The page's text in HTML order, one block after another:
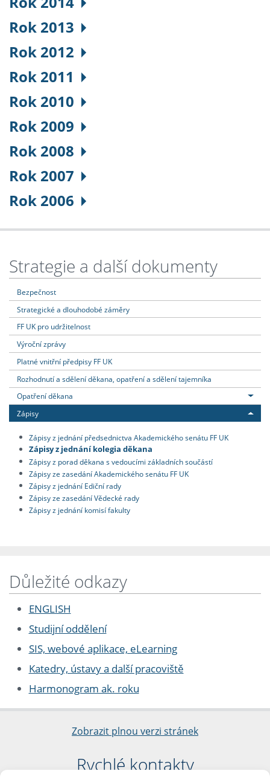
Rok 2013
Rok 2012
Rok 2011
Rok 2010
Rok 2009
Rok 2008
Rok 2007
Rok 2006
Strategie a další dokumenty
Bezpečnost
Strategické a dlouhodobé záměry
FF UK pro udržitelnost
Výroční zprávy
Platné vnitřní předpisy FF UK
Rozhodnutí a sdělení děkana, opatření a sdělení tajemníka
Opatření děkana
Zápisy
Zápisy z jednání předsednictva Akademického senátu FF UK
Zápisy z jednání kolegia děkana
Zápisy z porad děkana s vedoucími základních součástí
Zápisy ze zasedání Akademického senátu FF UK
Zápisy z jednání Ediční rady
Zápisy ze zasedání Vědecké rady
Zápisy z jednání komisí fakulty
Důležité odkazy
ENGLISH
Studijní oddělení
SIS, webové aplikace, eLearning
Katedry, ústavy a další pracoviště
Harmonogram ak. roku
Zobrazit plnou verzi stránek
Rychlé kontakty